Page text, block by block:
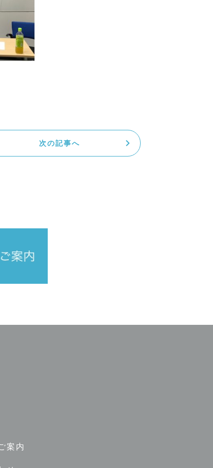
次の記事へ
案内